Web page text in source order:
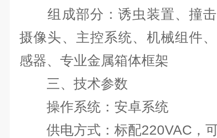
组成部分：诱虫装置、撞击
摄像头、主控系统、机械组件
感器、专业金属箱体框架
三、技术参数
操作系统：安卓系统
供电方式：标配220VAC，可